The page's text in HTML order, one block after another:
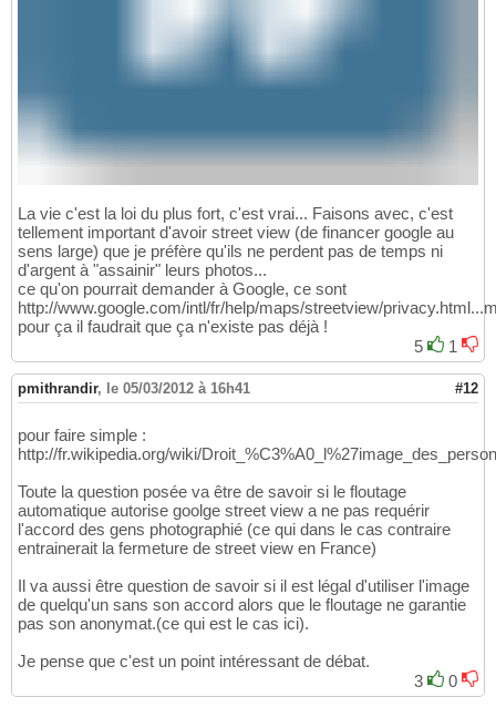
La vie c'est la loi du plus fort, c'est vrai... Faisons avec, c'est
tellement important d'avoir street view (de financer google au
sens large) que je préfère qu'ils ne perdent pas de temps ni
d'argent à "assainir" leurs photos...
ce qu'on pourrait demander à Google, ce sont
http://www.google.com/intl/fr/help/maps/streetview/
pour ça il faudrait que ça n'existe pas déjà !
5
1
pmithrandir, le 05/03/2012 à 16h41 #12
pour faire simple :
http://fr.wikipedia.org/wiki/
Toute la question posée va être de savoir si le floutage
automatique autorise goolge street view a ne pas requérir
l'accord des gens photographié (ce qui dans le cas contraire
entrainerait la fermeture de street view en France)
Il va aussi être question de savoir si il est légal d'utiliser l'image
de quelqu'un sans son accord alors que le floutage ne garantie
pas son anonymat.(ce qui est le cas ici).
Je pense que c'est un point intéressant de débat.
3
0